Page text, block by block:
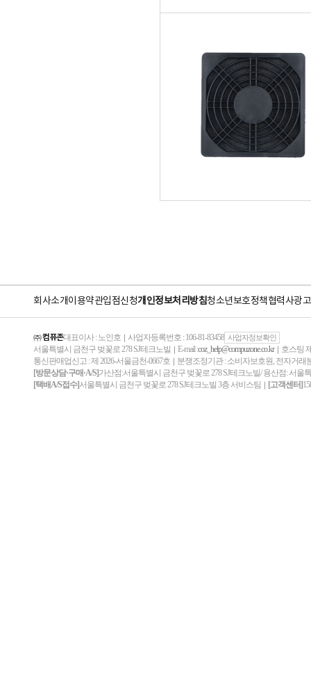
회사소개이용약관입점신청개인정보처리방침청소년보호정책협력사광
㈜ 컴퓨존대표이사 : 노인호 ｜ 사업자등록번호 : 106-81-83458 사업자정보확인
서울특별시 금천구 벚꽃로 278 SJ테크노빌 ｜ E-mail :coz_help@compuzone.co.kr｜ 호스팅
통신판매업신고 : 제 2026-서울금천-0667호 ｜ 분쟁조정기관 : 소비자보호원, 전자거래
[방문상담·구매·A/S]가산점:서울특별시 금천구 벚꽃로 278 SJ테크노빌/ 용산점: 서울
[택배A/S접수]서울특별시 금천구 벚꽃로 278 SJ테크노빌 3층 서비스팀 ｜ [고객센터]